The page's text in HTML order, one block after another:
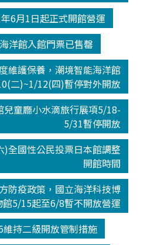
6月1日起正式開館營運
洋館入館門票已售罄
維護保養，潮境智能海洋館
二)~1/12(四)暫停對外開放
兒童廳小水滴旅行展項5/18-
5/31暫停開放
)全國性公民投票日本館調整
開館時間
防疫政策，國立海洋科技博
館5/15起至6/8暫不開放營運
維持二級開放管制措施